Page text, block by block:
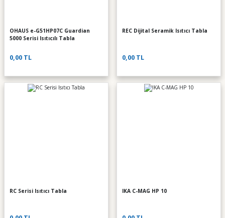
OHAUS e-G51HP07C Guardian
5000 Serisi Isıtıcılı Tabla
0,00 TL
REC Dijital Seramik Isıtıcı Tabla
0,00 TL
RC Serisi Isıtıcı Tabla IKA C-MAG HP 10